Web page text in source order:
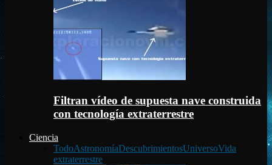
Filtran vídeo de supuesta nave construida
con tecnología extraterrestre
Ciencia
TodoAstronomíaDescubrimientosUniversoVida
extraterrestre